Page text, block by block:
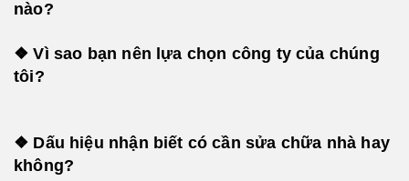
nào?
❖ Vì sao bạn nên lựa chọn công ty của chúng
tôi?
❖ Dấu hiệu nhận biết có cần sửa chữa nhà hay
không?